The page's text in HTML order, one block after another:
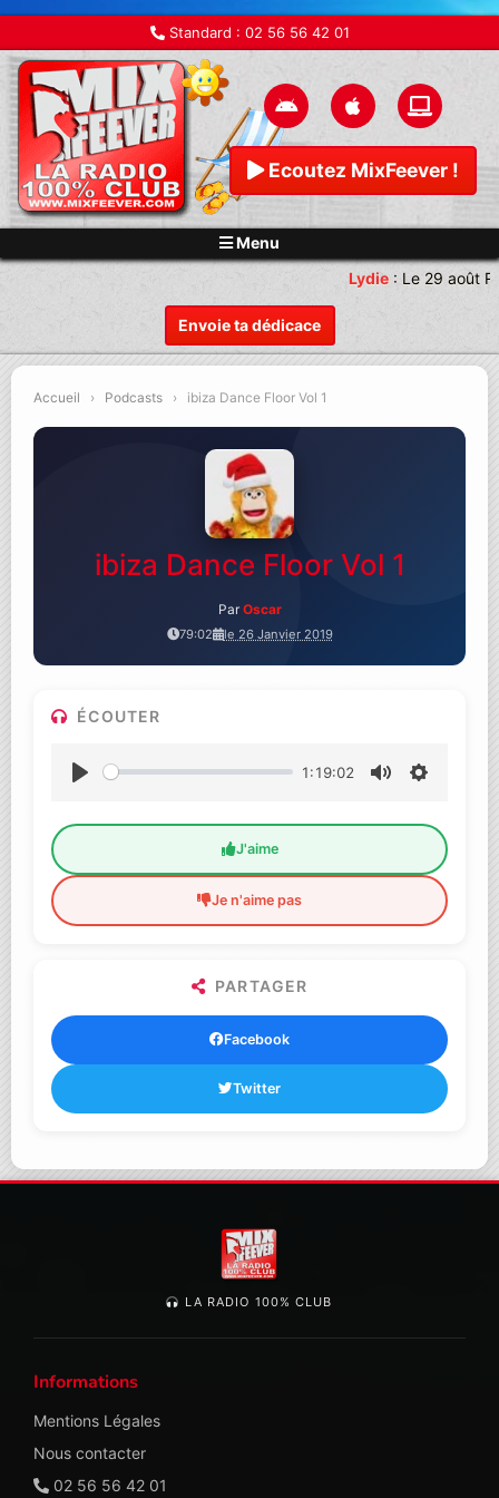
Standard : 02 56 56 42 01
Ecoutez MixFeever !
Menu
Envoie ta dédicace
Lydie: Le 29 août
Accueil › Podcasts › ibiza Dance Floor Vol 1
ibiza Dance Floor Vol 1
Par Oscar
79:02 le 26 Janvier 2019
ÉCOUTER
1:19:02
J'aime
Je n'aime pas
PARTAGER
Facebook
Twitter
LA RADIO 100% CLUB
Informations
Mentions Légales
Nous contacter
02 56 56 42 01